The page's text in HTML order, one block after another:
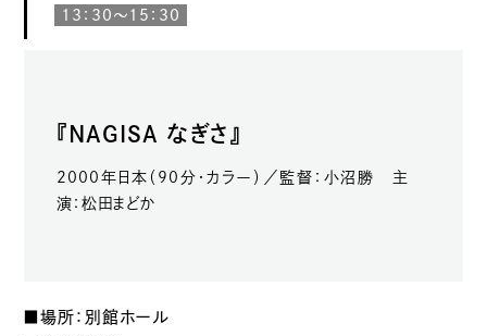
13：30～15：30
『NAGISA なぎさ』
2000年日本（90分・カラー）／監督：小沼勝 主
演：松田まどか
■場所：別館ホール